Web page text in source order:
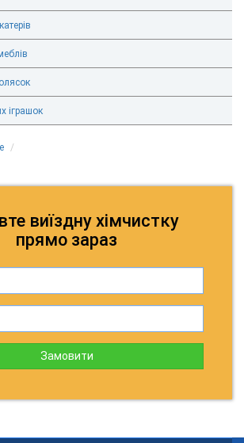
іграшок
виїздну хімчистку
прямо зараз
Замовити